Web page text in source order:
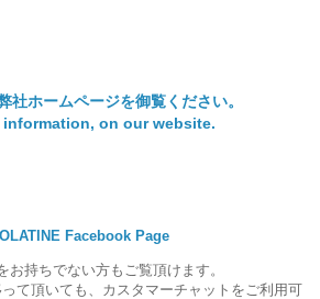
社ホームページを御覧ください。
information, on our website.
Facebook Page
お持ちでない方もご覧頂けます。
て頂いても、カスタマーチャットをご利用可